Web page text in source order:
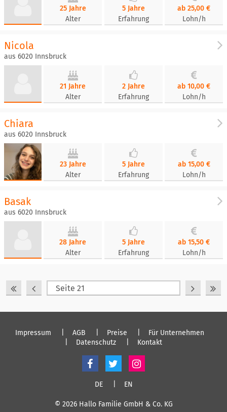
25 Jahre
Alter
5 Jahre
Erfahrung
ab 25,00 €
Lohn/h
Nicola
aus 6020 Innsbruck
21 Jahre
Alter
2 Jahre
Erfahrung
ab 10,00 €
Lohn/h
Chiara
aus 6020 Innsbruck
23 Jahre
Alter
5 Jahre
Erfahrung
ab 15,00 €
Lohn/h
Basak
aus 6020 Innsbruck
28 Jahre
Alter
5 Jahre
Erfahrung
ab 15,50 €
Lohn/h
Impressum AGB Preise
Für Unternehmen
Datenschutz
Kontakt
DE EN
© 2026 Hallo Familie GmbH & Co. KG